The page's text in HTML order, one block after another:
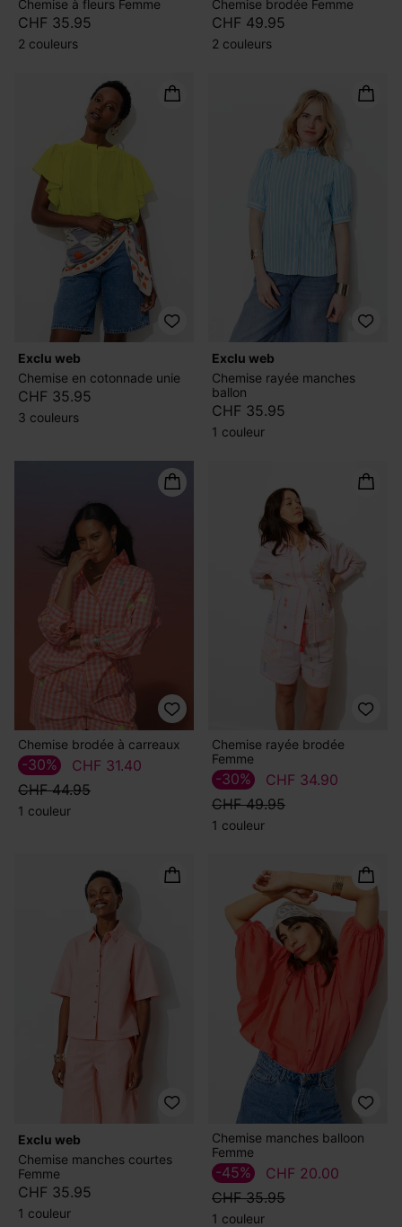
Chemise à fleurs Femme
CHF 35.95
2 couleurs
Chemise brodée Femme
CHF 49.95
2 couleurs
exclu web
Chemise en cotonnade unie
CHF 35.95
3 couleurs
exclu web
Chemise rayée manches
ballon
CHF 35.95
1 couleur
Chemise brodée à carreaux
CHF 31.40
CHF 44.95
-30%
1 couleur
Chemise rayée brodée
Femme
CHF 34.90
CHF 49.95
-30%
1 couleur
exclu web
Chemise manches courtes
Femme
CHF 35.95
1 couleur
Chemise manches balloon
Femme
CHF 20.00
CHF 35.95
-45%
1 couleur